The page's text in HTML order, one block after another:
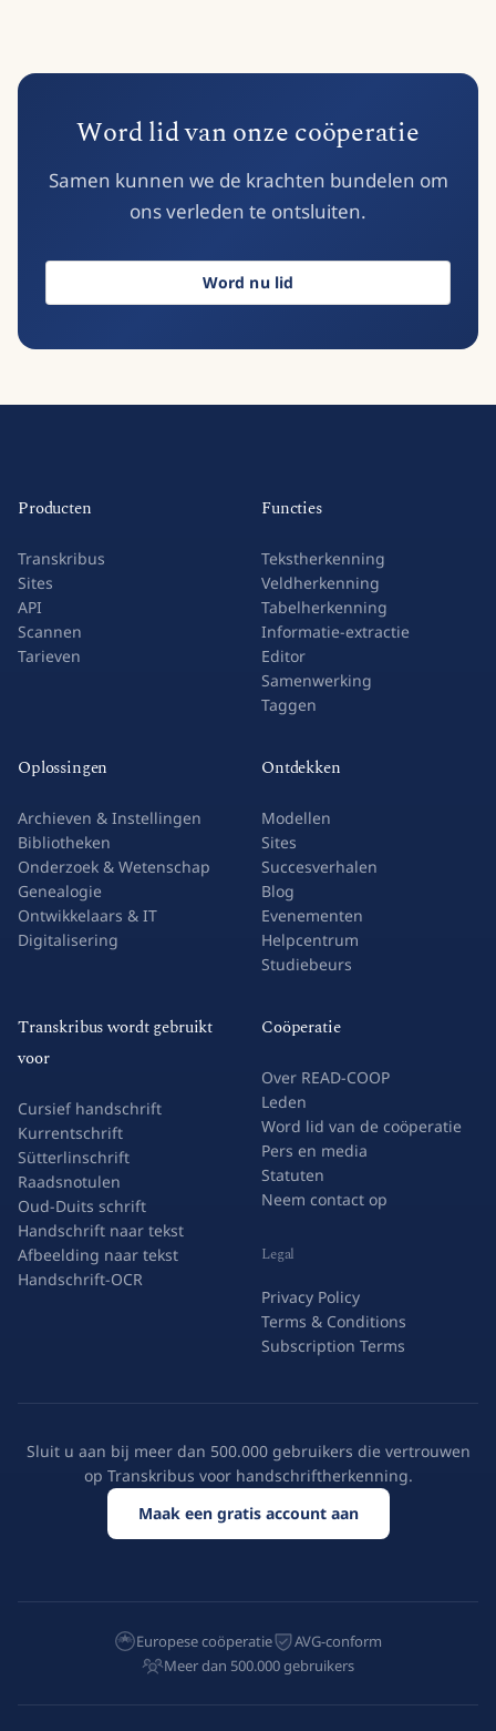
Word lid van onze coöperatie
Samen kunnen we de krachten bundelen om
ons verleden te ontsluiten.
Word nu lid
Producten
Transkribus
Sites
API
Scannen
Tarieven
Functies
Tekstherkenning
Veldherkenning
Tabelherkenning
Informatie-extractie
Editor
Samenwerking
Taggen
Oplossingen
Archieven & Instellingen
Bibliotheken
Onderzoek & Wetenschap
Genealogie
Ontwikkelaars & IT
Digitalisering
Ontdekken
Modellen
Sites
Succesverhalen
Blog
Evenementen
Helpcentrum
Studiebeurs
Transkribus wordt gebruikt
voor
Cursief handschrift
Kurrentschrift
Sütterlinschrift
Raadsnotulen
Oud-Duits schrift
Handschrift naar tekst
Afbeelding naar tekst
Handschrift-OCR
Coöperatie
Over READ-COOP
Leden
Word lid van de coöperatie
Pers en media
Statuten
Neem contact op
Legal
Privacy Policy
Terms & Conditions
Subscription Terms
Sluit u aan bij meer dan 500.000 gebruikers die vertrouwen
op Transkribus voor handschriftherkenning.
Maak een gratis account aan
Europese coöperatie
AVG-conform
Meer dan 500.000 gebruikers